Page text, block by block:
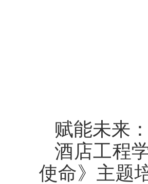
赋能未来
酒店工程
使命》主题